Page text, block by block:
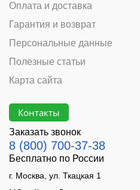
Оплата и доставка
Гарантия и возврат
Персональные данные
Полезные статьи
Карта сайта
Контакты
Заказать звонок
8 (800) 700-37-38
Бесплатно по России
г. Москва, ул. Ткацкая 1